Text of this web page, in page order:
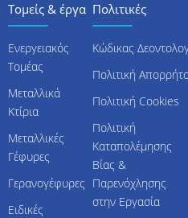
Τομείς & έργα
Ενεργειακός
Τομέας
Μεταλλικά
Κτίρια
Μεταλλικές
Γέφυρες
Γερανογέφυρες
Ειδικές
Πολιτικές
Κώδικας
Πολιτική
Πολιτική Cookies
Πολιτική
Καταπολέμησης
Βίας &
Παρενόχλησης
στην Εργασία